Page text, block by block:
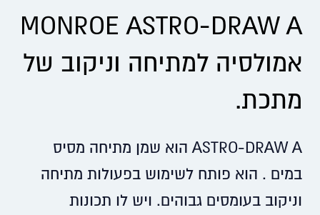
MONROE ASTRO-DRAW A
אמולסיה למתיחה וניקוב של
מתכת.
ASTRO-DRAW A הוא שמן מתיחה מסיס
במים . הוא פותח לשימוש בפעולות מתיחה
וניקוב בעומסים גבוהים. ויש לו תכונות